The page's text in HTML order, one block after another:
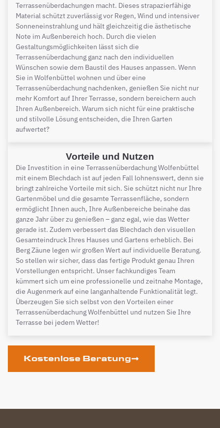
Terrassenüberdachungen macht. Dieses strapazierfähige
Material schützt zuverlässig vor Regen, Wind und intensiver
Sonneneinstrahlung und hält gleichzeitig die ästhetische
Note im Außenbereich hoch. Durch die vielen
Gestaltungsmöglichkeiten lässt sich die
Terrassenüberdachung ganz nach den individuellen
Wünschen sowie dem Baustil des Hauses anpassen. Wenn
Sie in Wolfenbüttel wohnen und über eine
Terrassenüberdachung nachdenken, genießen Sie nicht nur
mehr Komfort auf Ihrer Terrasse, sondern bereichern auch
Ihren Außenbereich. Warum sich nicht für eine praktische
und stilvolle Lösung entscheiden, die Ihren Garten
aufwertet?
Vorteile und Nutzen
Die Investition in eine Terrassenüberdachung Wolfenbüttel
mit einem Blechdach ist auf jeden Fall lohnenswert, denn sie
bringt zahlreiche Vorteile mit sich. Sie schützt nicht nur Ihre
Gartenmöbel und die gesamte Terrassenfläche, sondern
ermöglicht Ihnen auch, Ihre Außenbereiche beinahe das
ganze Jahr über zu genießen – ganz egal, wie das Wetter
gerade ist. Zudem verbessert das Blechdach den visuellen
Gesamteindruck Ihres Hauses und Gartens erheblich. Bei
Berg Zäune legen wir großen Wert auf individuelle Beratung.
So stellen wir sicher, dass das fertige Produkt genau Ihren
Vorstellungen entspricht. Unser fachkundiges Team
kümmert sich um eine professionelle und zeitnahe Montage,
die Augenmerk auf eine langanhaltende Funktionalität legt.
Überzeugen Sie sich selbst von den Vorteilen einer
Terrassenüberdachung Wolfenbüttel und nutzen Sie Ihre
Terrasse bei jedem Wetter!
Kostenlose Beratung